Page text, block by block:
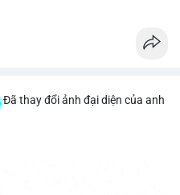
Đã thay đổi ảnh đại diện của anh